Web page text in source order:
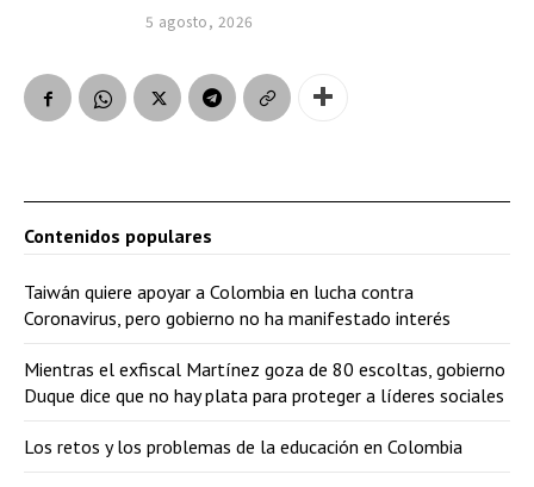
5 agosto, 2026
Contenidos populares
Taiwán quiere apoyar a Colombia en lucha contra
Coronavirus, pero gobierno no ha manifestado interés
Mientras el exfiscal Martínez goza de 80 escoltas, gobierno
Duque dice que no hay plata para proteger a líderes sociales
Los retos y los problemas de la educación en Colombia